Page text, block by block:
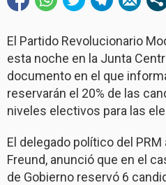
El Partido Revolucionario
esta noche en la Junta
documento en el que
reservarán el 20% de las
niveles electivos para las
El delegado político del PRM
Freund, anunció que en el
de Gobierno reservó 6